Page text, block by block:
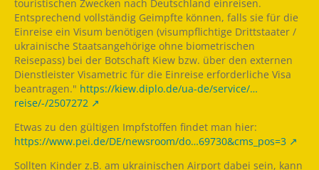
touristischen Zwecken nach Deutschland einreisen.
Entsprechend vollständig Geimpfte können, falls sie für die
Einreise ein Visum benötigen (visumpflichtige Drittstaater /
ukrainische Staatsangehörige ohne biometrischen
Reisepass) bei der Botschaft Kiew bzw. über den externen
Dienstleister Visametric für die Einreise erforderliche Visa
beantragen." https://kiew.diplo.de/ua-de/service/…
reise/-/2507272
Etwas zu den gültigen Impfstoffen findet man hier:
https://www.pei.de/DE/newsroom/do…69730&cms_pos=3
Sollten Kinder z.B. am ukrainischen Airport dabei sein, kann